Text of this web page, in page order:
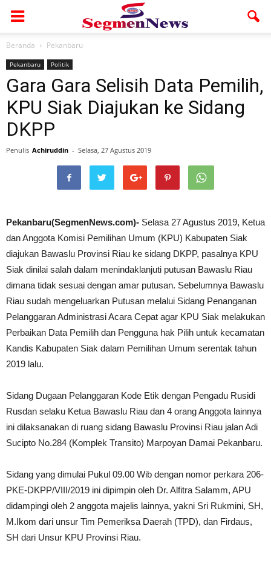
Beranda Pekanbaru
Pekanbaru Politik
Gara Gara Selisih Data Pemilih,
KPU Siak Diajukan ke Sidang
DKPP
Penulis Achiruddin - Selasa, 27 Agustus 2019
Pekanbaru(SegmenNews.com)- Selasa 27 Agustus 2019, Ketua
dan Anggota Komisi Pemilihan Umum (KPU) Kabupaten Siak
diajukan Bawaslu Provinsi Riau ke sidang DKPP, pasalnya KPU
Siak dinilai salah dalam menindaklanjuti putusan Bawaslu Riau
dimana tidak sesuai dengan amar putusan. Sebelumnya Bawaslu
Riau sudah mengeluarkan Putusan melalui Sidang Penanganan
Pelanggaran Administrasi Acara Cepat agar KPU Siak melakukan
Perbaikan Data Pemilih dan Pengguna hak Pilih untuk kecamatan
Kandis Kabupaten Siak dalam Pemilihan Umum serentak tahun
2019 lalu.
Sidang Dugaan Pelanggaran Kode Etik dengan Pengadu Rusidi
Rusdan selaku Ketua Bawaslu Riau dan 4 orang Anggota lainnya
ini dilaksanakan di ruang sidang Bawaslu Provinsi Riau jalan Adi
Sucipto No.284 (Komplek Transito) Marpoyan Damai Pekanbaru.
Sidang yang dimulai Pukul 09.00 Wib dengan nomor perkara 206-
PKE-DKPP/VIII/2019 ini dipimpin oleh Dr. Alfitra Salamm, APU
didampingi oleh 2 anggota majelis lainnya, yakni Sri Rukmini, SH,
M.Ikom dari unsur Tim Pemeriksa Daerah (TPD), dan Firdaus,
SH dari Unsur KPU Provinsi Riau.